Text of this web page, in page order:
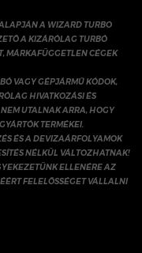
A WIZARD TURBO
A KIZÁRÓLAG TURBÓ
MÁRKAFÜGGETLEN CÉGEK
VAGY GÉPJÁRMŰ KÓDOK,
HIVATKOZÁSI ÉS
UTALNAK ARRA, HOGY
TERMÉKEI.
ÉS A DEVIZAÁRFOLYAMOK
NÉLKÜL VÁLTOZHATNAK!
ELLENÉRE AZ
FELELŐSSÉGET VÁLLALNI